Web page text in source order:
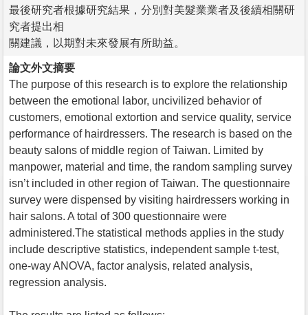
最後研究者根據研究結果，分別對美髮業業者及後續相關研
究者提出相
關建議，以期對未來發展有所助益。
論文外文摘要
The purpose of this research is to explore the relationship
between the emotional labor, uncivilized behavior of
customers, emotional extortion and service quality, service
performance of hairdressers. The research is based on the
beauty salons of middle region of Taiwan. Limited by
manpower, material and time, the random sampling survey
isn’t included in other region of Taiwan. The questionnaire
survey were dispensed by visiting hairdressers working in
hair salons. A total of 300 questionnaire were
administered.The statistical methods applies in the study
include descriptive statistics, independent sample t-test,
one-way ANOVA, factor analysis, related analysis,
regression analysis.